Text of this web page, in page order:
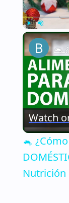
Play Unmute
Watch
🐁
Nutrición